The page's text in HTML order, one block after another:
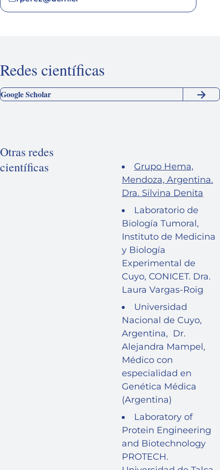
Redes científicas
Google Scholar
Otras redes
científicas
Grupo Hema,
Mendoza, Argentina.
Dra. Silvina Denita
Laboratorio de
Biología Tumoral,
Instituto de Medicina
y Biología
Experimental de
Cuyo, CONICET. Dra.
Laura Vargas-Roig
Universidad
Nacional de Cuyo,
Argentina, Dr.
Alejandra Mampel,
Médico con
especialidad en
Genética Médica
(Argentina)
Laboratory of
Protein Engineering
and Biotechnology
PROTECH.